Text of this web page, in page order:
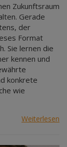
Zukunftsraum
Gerade
der
Format
Sie lernen die
kennen und
konkrete
wie
Weiterlesen